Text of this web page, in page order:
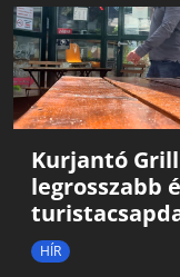
Kurjantó Grill
legrosszabb
HÍR